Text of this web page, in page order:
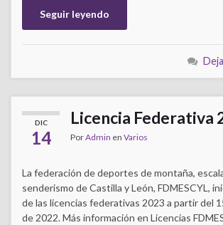
Seguir leyendo
DIC
14
Licencia Federativa
PorAdmin en Varios
La federación de deportes de montaña,
senderismo de Castilla y León, FDMESCYL,
de las licencias federativas 2023 a partir del
de 2022. Más información en Licencias